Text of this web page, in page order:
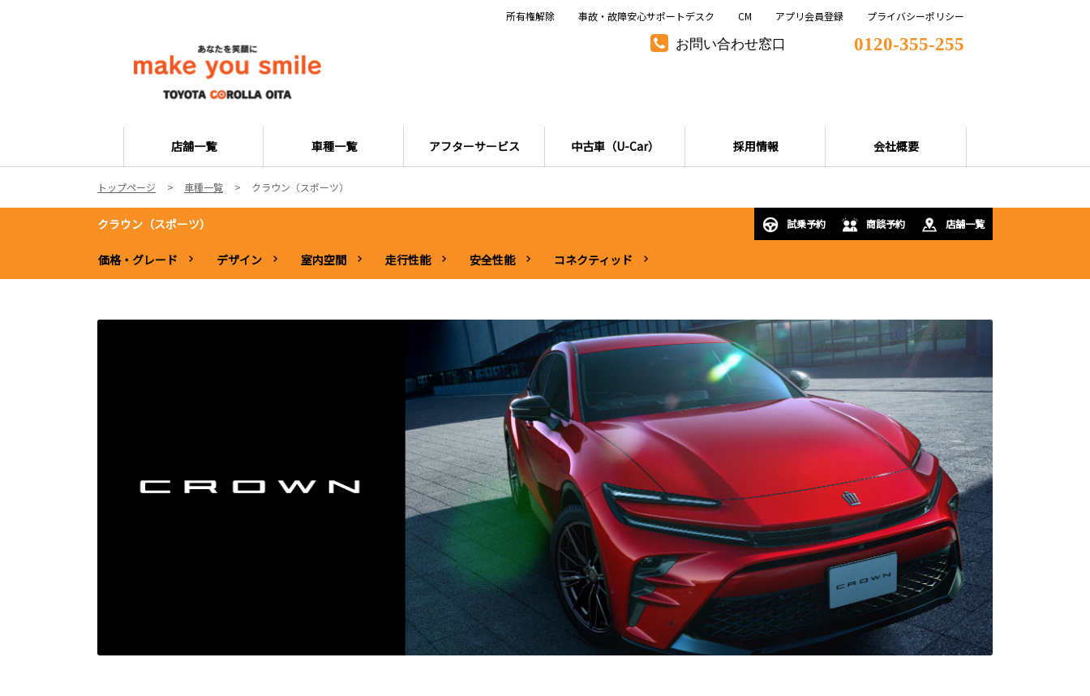
お問い合わせ窓口 0120-355-255
店舗一覧 車種一覧 アフターサービス 中古車（U-Car） 採用情報 会社概要
所有権解除 事故・故障安心サポートデスク CM アプリ会員登録 プライバシーポリシー
トップページ 車種一覧 クラウン（スポーツ）
クラウン（スポーツ） 試乗予約 商談予約 店舗一覧
価格・グレード デザイン 室内空間 走行性能 安全性能 コネクティッド